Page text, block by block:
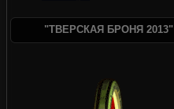
"ТВЕРСКАЯ БРОНЯ 2013"